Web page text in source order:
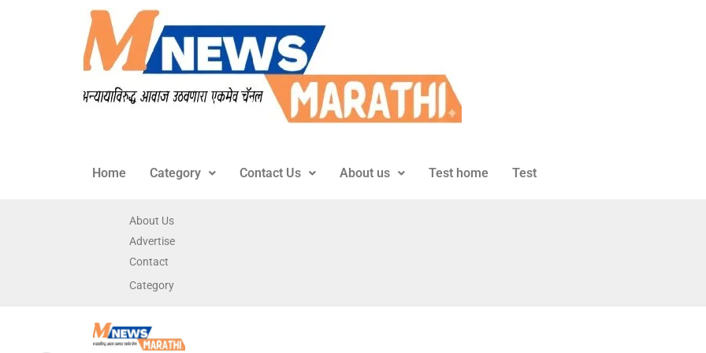
Home Category Contact Us About us Test home Test
About Us
Advertise
Contact
Category